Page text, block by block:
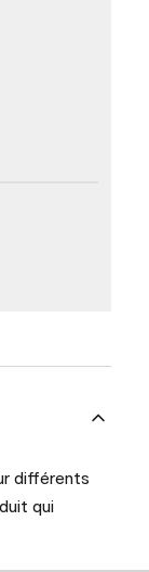
différents
qui